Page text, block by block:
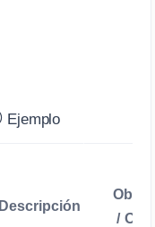
Ejemplo
Descripción
/